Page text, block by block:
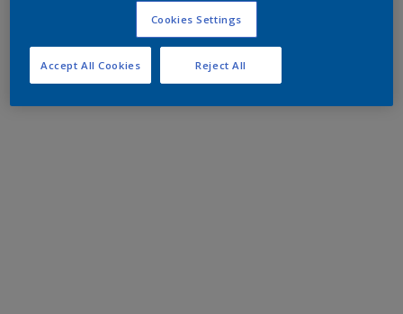
Cookies Settings
Reject All
Accept All Cookies